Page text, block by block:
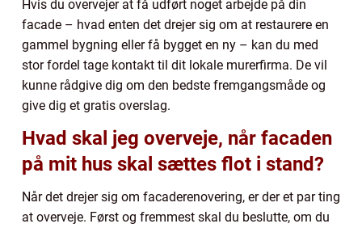
Hvis du overvejer at få udført noget arbejde på din
facade – hvad enten det drejer sig om at restaurere en
gammel bygning eller få bygget en ny – kan du med
stor fordel tage kontakt til dit lokale murerfirma. De vil
kunne rådgive dig om den bedste fremgangsmåde og
give dig et gratis overslag.
Hvad skal jeg overveje, når facaden
på mit hus skal sættes flot i stand?
Når det drejer sig om facaderenovering, er der et par ting
at overveje. Først og fremmest skal du beslutte, om du